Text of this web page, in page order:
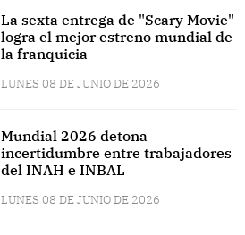
La sexta entrega de "Scary Movie"
logra el mejor estreno mundial de
la franquicia
LUNES 08 DE JUNIO DE 2026
Mundial 2026 detona
incertidumbre entre trabajadores
del INAH e INBAL
LUNES 08 DE JUNIO DE 2026